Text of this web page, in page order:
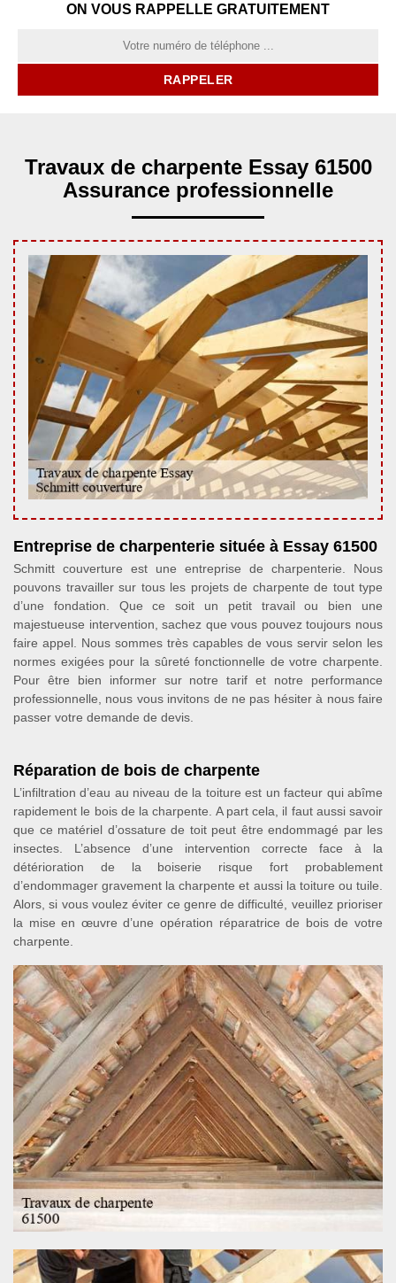
ON VOUS RAPPELLE GRATUITEMENT
Travaux de charpente Essay 61500
Assurance professionnelle
Entreprise de charpenterie située à Essay 61500
Schmitt couverture est une entreprise de charpenterie. Nous
pouvons travailler sur tous les projets de charpente de tout type
d’une fondation. Que ce soit un petit travail ou bien une
majestueuse intervention, sachez que vous pouvez toujours nous
faire appel. Nous sommes très capables de vous servir selon les
normes exigées pour la sûreté fonctionnelle de votre charpente.
Pour être bien informer sur notre tarif et notre performance
professionnelle, nous vous invitons de ne pas hésiter à nous faire
passer votre demande de devis.
Réparation de bois de charpente
L’infiltration d’eau au niveau de la toiture est un facteur qui abîme
rapidement le bois de la charpente. A part cela, il faut aussi savoir
que ce matériel d’ossature de toit peut être endommagé par les
insectes. L’absence d’une intervention correcte face à la
détérioration de la boiserie risque fort probablement
d’endommager gravement la charpente et aussi la toiture ou tuile.
Alors, si vous voulez éviter ce genre de difficulté, veuillez prioriser
la mise en œuvre d’une opération réparatrice de bois de votre
charpente.